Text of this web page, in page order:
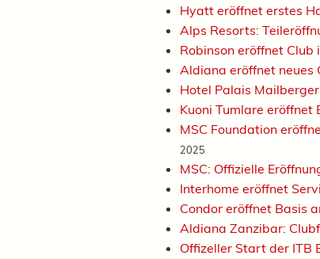
Hyatt eröffnet erstes
Alps Resorts:
Robinson eröffnet Club
Aldiana eröffnet neues
Hotel Palais
Kuoni Tumlare eröffnet
MSC Foundation
2025
MSC: Offizielle
Interhome eröffnet
Condor eröffnet Basis
Aldiana Zanzibar:
Offizeller Start der ITB